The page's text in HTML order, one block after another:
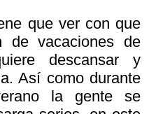
que ver con que
de vacaciones de
descansar y
Así como durante
la gente se